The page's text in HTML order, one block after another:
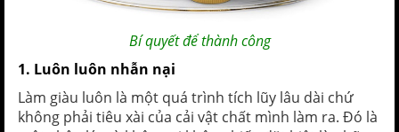
Bí quyết để thành công
1. Luôn luôn nhẫn nại
Làm giàu luôn là một quá trình tích lũy lâu dài chứ
không phải tiêu xài của cải vật chất mình làm ra. Đó là